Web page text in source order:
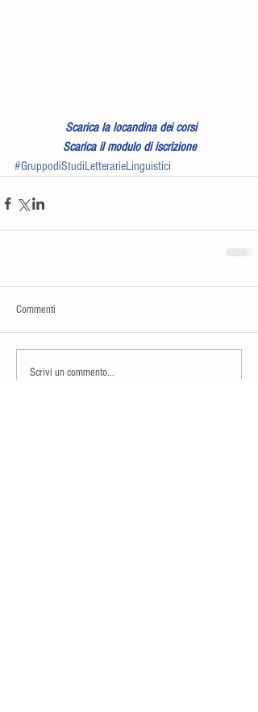
Scarica la locandina dei corsi
Scarica il modulo di iscrizione
#GruppodiStudiLetterarieLinguistici
Commenti
Scrivi un commento...